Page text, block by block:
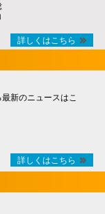
詳しくはこちら
新のニュースはこ
詳しくはこちら